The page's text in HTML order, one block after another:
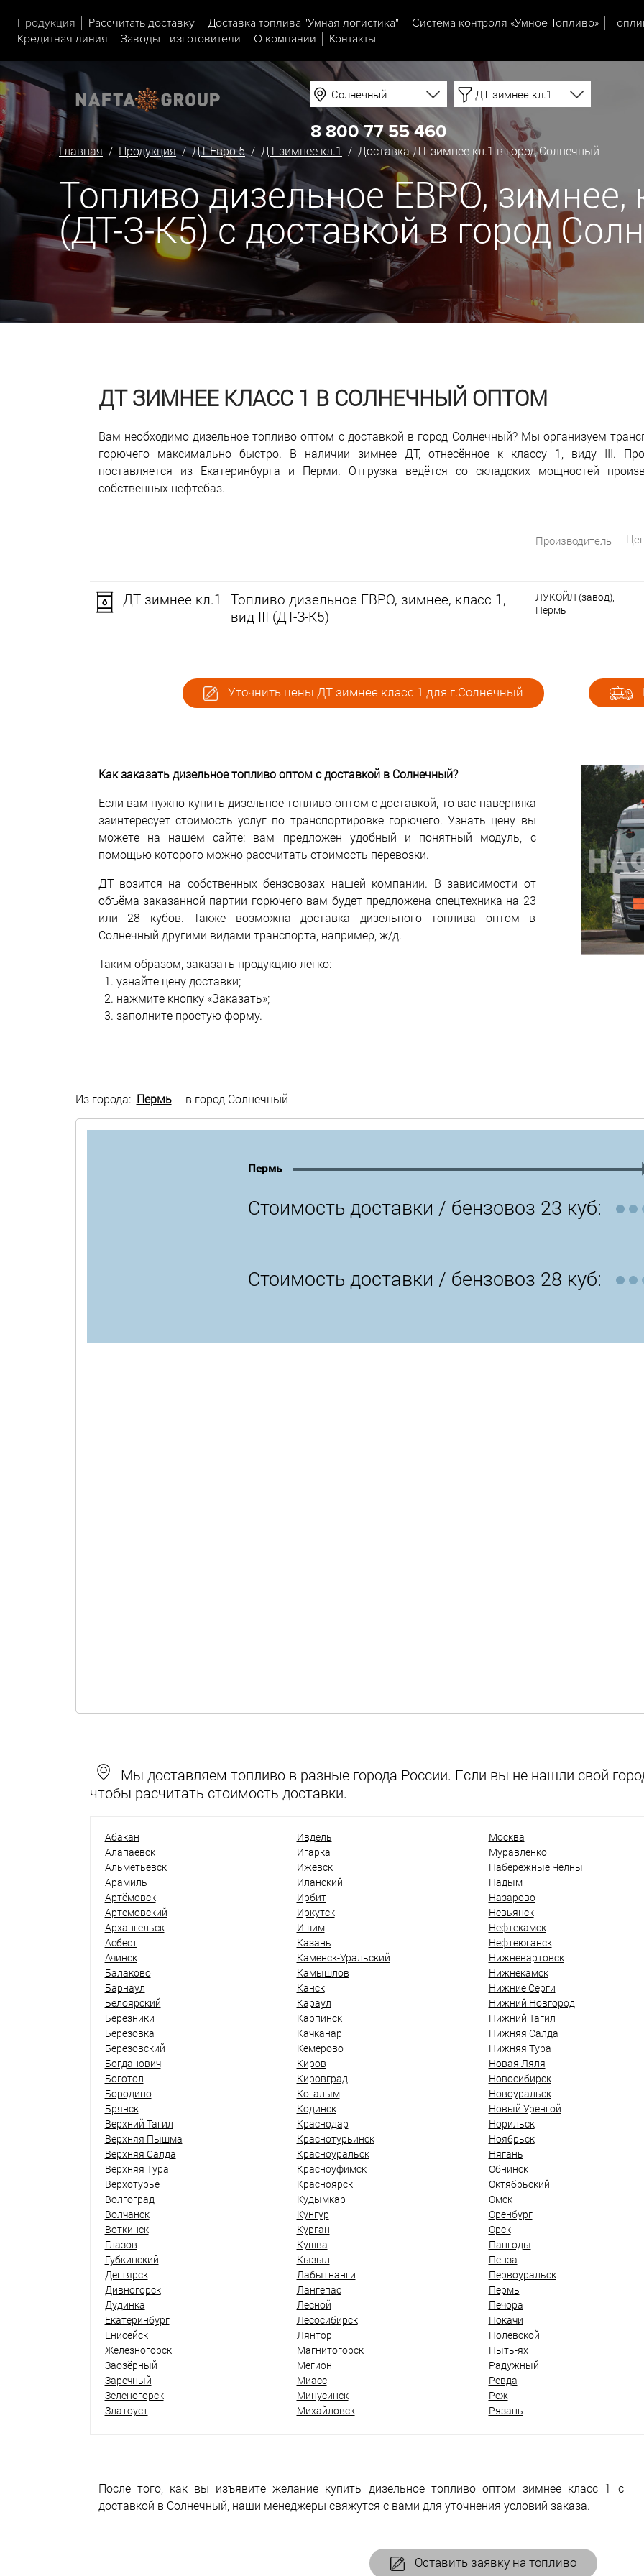
Продукция Рассчитать доставку Доставка топлива "Умная логистика" Система контроля «Умное Топливо»
Кредитная линия
Заводы - изготовители О компании Контакты
Солнечный ДТ зимнее кл.1
8 800 77 55 460
Главная / Продукция/ДТ Евро 5/ ДТ зимнее кл.1 / Доставка ДТ зимнее кл.1 в город Солнечный
Топливо дизельное ЕВРО, зимнее,
(ДТ-З-К5) с доставкой в город
ДТ ЗИМНЕЕ КЛАСС 1 В СОЛНЕЧНЫЙ ОПТОМ
Вам необходимо дизельное топливо оптом с доставкой в город Солнечный? Мы организуем
горючего максимально быстро. В наличии зимнее ДТ, отнесённое к классу 1, виду III.
поставляется из Екатеринбурга и Перми. Отгрузка ведётся со складских мощностей
собственных нефтебаз.
Производитель
ДТ зимнее кл.1
Топливо дизельное ЕВРО, зимнее, класс 1,
вид III (ДТ-З-К5)
ЛУКОЙЛ (завод),
Пермь
Уточнить цены ДТ зимнее класс 1 для г.Солнечный
Как заказать дизельное топливо оптом с доставкой в Солнечный?
Если вам нужно купить дизельное топливо оптом с доставкой, то вас наверняка
заинтересует стоимость услуг по транспортировке горючего. Узнать цену вы
можете на нашем сайте: вам предложен удобный и понятный модуль, с
помощью которого можно рассчитать стоимость перевозки.
ДТ возится на собственных бензовозах нашей компании. В зависимости от
объёма заказанной партии горючего вам будет предложена спецтехника на 23
или 28 кубов. Также возможна доставка дизельного топлива оптом в
Солнечный другими видами транспорта, например, ж/д.
Таким образом, заказать продукцию легко:
узнайте цену доставки;
нажмите кнопку «Заказать»;
заполните простую форму.
Из города: Пермь - в город Солнечный
Пермь
Стоимость доставки / бензовоз 23 куб:
Стоимость доставки / бензовоз 28 куб:
Мы доставляем топливо в разные города России. Если вы не нашли свой
чтобы расчитать стоимость доставки.
Абакан
Алапаевск
Альметьевск
Арамиль
Артёмовск
Артемовский
Архангельск
Асбест
Ачинск
Балаково
Барнаул
Белоярский
Березники
Березовка
Березовский
Богданович
Боготол
Бородино
Брянск
Верхний Тагил
Верхняя Пышма
Верхняя Салда
Верхняя Тура
Верхотурье
Волгоград
Волчанск
Воткинск
Глазов
Губкинский
Дегтярск
Дивногорск
Дудинка
Екатеринбург
Енисейск
Железногорск
Заозёрный
Заречный
Зеленогорск
Златоуст
Ивдель
Игарка
Ижевск
Иланский
Ирбит
Иркутск
Ишим
Казань
Каменск-Уральский
Камышлов
Канск
Караул
Карпинск
Качканар
Кемерово
Киров
Кировград
Когалым
Кодинск
Краснодар
Краснотурьинск
Красноуральск
Красноуфимск
Красноярск
Кудымкар
Кунгур
Курган
Кушва
Кызыл
Лабытнанги
Лангепас
Лесной
Лесосибирск
Лянтор
Магнитогорск
Мегион
Миасс
Минусинск
Михайловск
Москва
Муравленко
Набережные Челны
Надым
Назарово
Невьянск
Нефтекамск
Нефтеюганск
Нижневартовск
Нижнекамск
Нижние Серги
Нижний Новгород
Нижний Тагил
Нижняя Салда
Нижняя Тура
Новая Ляля
Новосибирск
Новоуральск
Новый Уренгой
Норильск
Ноябрьск
Нягань
Обнинск
Октябрьский
Омск
Оренбург
Орск
Пангоды
Пенза
Первоуральск
Пермь
Печора
Покачи
Полевской
Пыть-ях
Радужный
Ревда
Реж
Рязань
После того, как вы изъявите желание купить дизельное топливо оптом зимнее класс 1 с
доставкой в Солнечный, наши менеджеры свяжутся с вами для уточнения условий заказа.
Оставить заявку на топливо